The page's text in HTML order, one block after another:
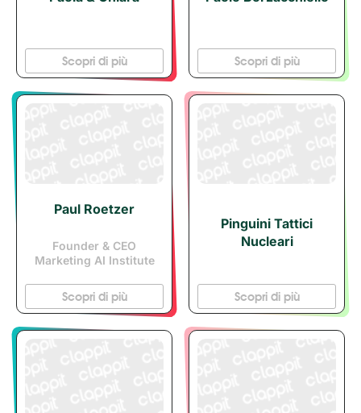
Scopri di più Scopri di più
Paul Roetzer
Founder & CEO
Marketing AI Institute
Scopri di più
Pinguini Tattici
Nucleari
Scopri di più